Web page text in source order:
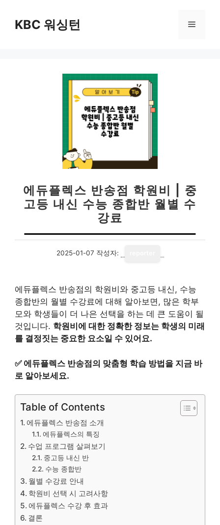
KBC 워싱턴 메
에듀플렉스 반송점 학원비 | 중
고등 내신 수능 종합반 월별 수
강료
2025-01-07 작성자:
에듀플렉스 반송점의 학원비와 중고등 내신, 수능
종합반의 월별 수강료에 대해 알아보면, 많은 학부
모와 학생들이 더 나은 선택을 하는 데 큰 도움이 될
것입니다. 학원비에 대한 정확한 정보는 학생의 미래
를 결정짓는 중요한 요소일 수 있어요.
✅ 에듀플렉스 반송점의 맞춤형 학습 방법을 지금 바
로 알아보세요.
Table of Contents
에듀플렉스 반송점 소개
에듀플렉스의 특징
수업 프로그램 살펴보기
중고등 내신 반
수능 종합반
월별 수강료 안내
학원비 선택 시 고려사항
에듀플렉스 수강 후 효과
결론